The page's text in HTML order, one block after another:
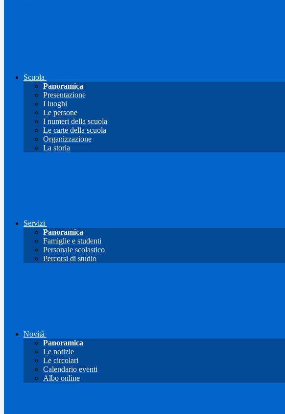
Scuola
Panoramica
Presentazione
I luoghi
Le persone
I numeri della scuola
Le carte della scuola
Organizzazione
La storia
Servizi
Panoramica
Famiglie e studenti
Personale scolastico
Percorsi di studio
Novità
Panoramica
Le notizie
Le circolari
Calendario eventi
Albo online